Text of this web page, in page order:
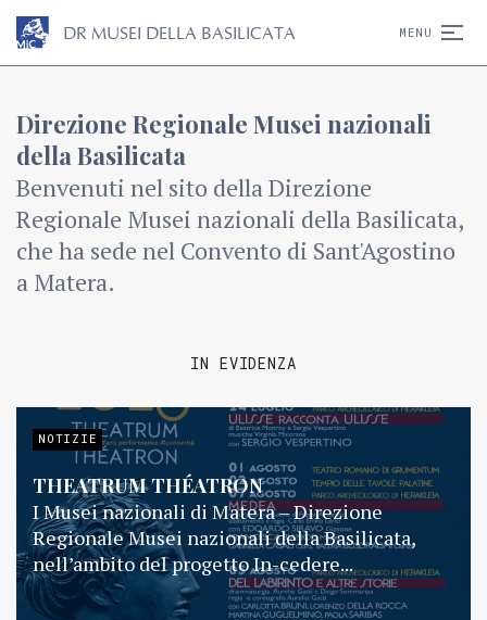
DR MUSEI DELLA BASILICATA MENU
Direzione Regionale Musei nazionali
della Basilicata
Benvenuti nel sito della Direzione
Regionale Musei nazionali della Basilicata,
che ha sede nel Convento di Sant'Agostino
a Matera.
IN EVIDENZA
NOTIZIE
THEATRUM THÉATRON
I Musei nazionali di Matera – Direzione
Regionale Musei nazionali della Basilicata,
nell’ambito del progetto In-cedere...